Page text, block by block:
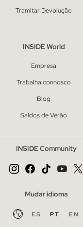
Tramitar Devolução
INSIDE World
Empresa
Trabalha connosco
Blog
Saldos de Verão
INSIDE Community
Mudar idioma
ES PT EN